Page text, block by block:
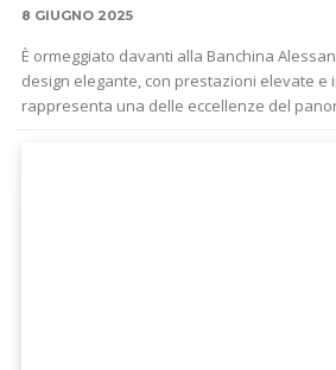
8 GIUGNO 2025
È ormeggiato davanti alla Banchina
design elegante, con prestazioni elevate e
rappresenta una delle eccellenze del